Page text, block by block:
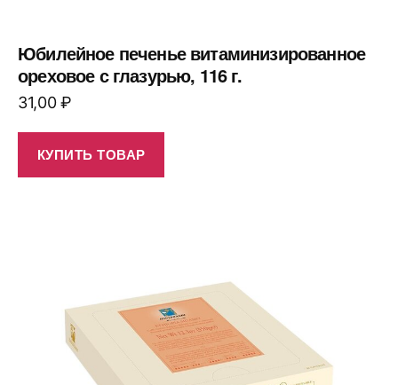
Юбилейное печенье витаминизированное
ореховое с глазурью, 116 г.
31,00₽
КУПИТЬ ТОВАР